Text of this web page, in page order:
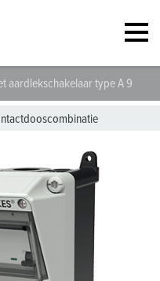
aardlekschakelaar type A